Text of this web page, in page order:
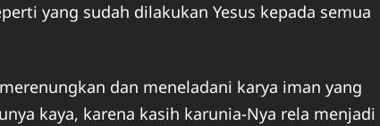
yang sudah dilakukan Yesus kepada semua
dan meneladani karya iman yang
kaya, karena kasih karunia-Nya rela menjadi